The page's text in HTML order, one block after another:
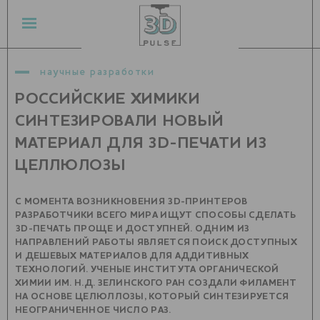
научные разработки
РОССИЙСКИЕ ХИМИКИ
СИНТЕЗИРОВАЛИ НОВЫЙ
МАТЕРИАЛ ДЛЯ 3D-ПЕЧАТИ ИЗ
ЦЕЛЛЮЛОЗЫ
С МОМЕНТА ВОЗНИКНОВЕНИЯ 3D-ПРИНТЕРОВ
РАЗРАБОТЧИКИ ВСЕГО МИРА ИЩУТ СПОСОБЫ СДЕЛАТЬ
3D-ПЕЧАТЬ ПРОЩЕ И ДОСТУПНЕЙ. ОДНИМ ИЗ
НАПРАВЛЕНИЙ РАБОТЫ ЯВЛЯЕТСЯ ПОИСК ДОСТУПНЫХ
И ДЕШЕВЫХ МАТЕРИАЛОВ ДЛЯ АДДИТИВНЫХ
ТЕХНОЛОГИЙ. УЧЕНЫЕ ИНСТИТУТА ОРГАНИЧЕСКОЙ
ХИМИИ ИМ. Н.Д. ЗЕЛИНСКОГО РАН СОЗДАЛИ ФИЛАМЕНТ
НА ОСНОВЕ ЦЕЛЮЛЛОЗЫ, КОТОРЫЙ СИНТЕЗИРУЕТСЯ
НЕОГРАНИЧЕННОЕ ЧИСЛО РАЗ.